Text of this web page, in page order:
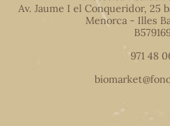
Av. Jaume I el Conqueridor, 25
Menorca - Illes
971 48